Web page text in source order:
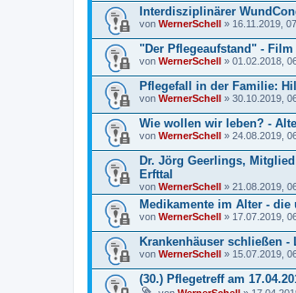
Interdisziplinärer
von WernerSchell » 16.11.2019,
"Der Pflegeaufstand" -
von WernerSchell » 01.02.2018,
Pflegefall in der Familie:
von WernerSchell » 30.10.2019,
Wie wollen wir leben? -
von WernerSchell » 24.08.2019,
Dr. Jörg Geerlings, Mitglied
Erfttal
von WernerSchell » 21.08.2019,
Medikamente im Alter - die
von WernerSchell » 17.07.2019,
Krankenhäuser schließen -
von WernerSchell » 15.07.2019,
(30.) Pflegetreff am